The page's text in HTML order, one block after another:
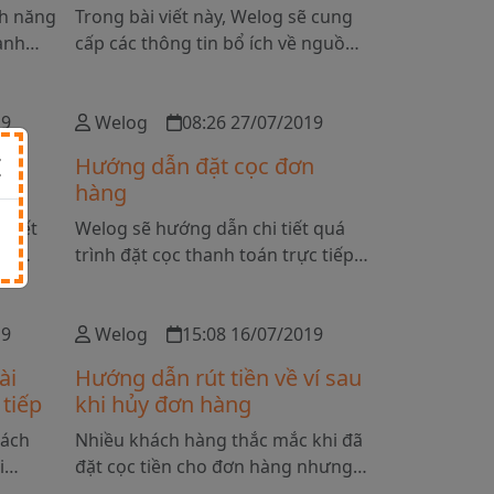
năng
Trong bài viết này, Welog sẽ cung
cấp các thông tin bổ ích về nguồn
tiết
Welog 08:26 27/07/2019
Hướng dẫn đặt cọc đơn
hàng
Welog sẽ hướng dẫn chi tiết quá
trình đặt cọc thanh toán trực tiếp
Welog 15:08 16/07/2019
Hướng dẫn rút tiền về ví sau
khi hủy đơn hàng
Nhiều khách hàng thắc mắc khi đã
đặt cọc tiền cho đơn hàng nhưng